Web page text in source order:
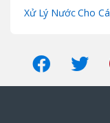
Xử Lý Nước Cho Cá